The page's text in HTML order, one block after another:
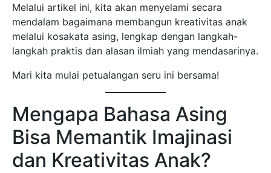
Melalui artikel ini, kita akan menyelami secara
mendalam bagaimana membangun kreativitas anak
melalui kosakata asing, lengkap dengan langkah-
langkah praktis dan alasan ilmiah yang mendasarinya.
Mari kita mulai petualangan seru ini bersama!
Mengapa Bahasa Asing
Bisa Memantik Imajinasi
dan Kreativitas Anak?